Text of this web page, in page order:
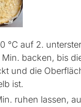
°C auf 2.
backen, bis
und die
ist.
ruhen lassen,